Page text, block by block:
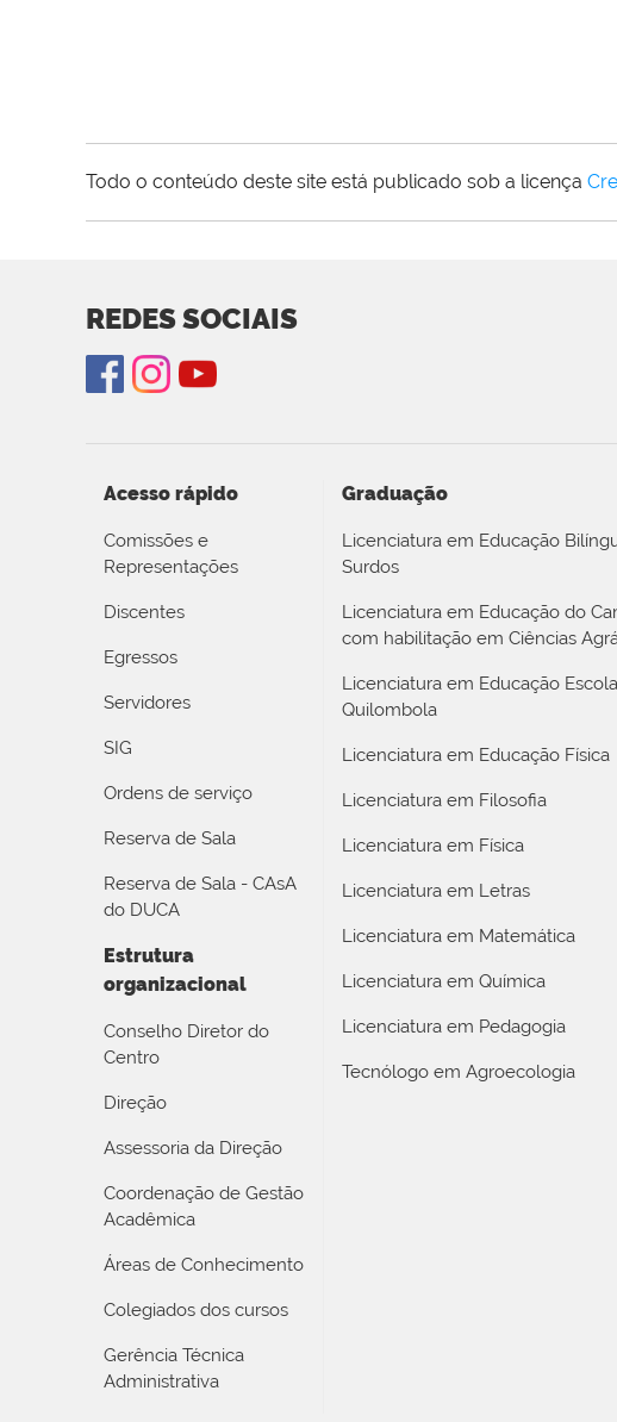
Todo o conteúdo deste site está publicado sob a licença
REDES SOCIAIS
Acesso rápido
Comissões e
Representações
Discentes
Egressos
Servidores
SIG
Ordens de serviço
Reserva de Sala
Reserva de Sala - CAsA
do DUCA
Estrutura
organizacional
Conselho Diretor do
Centro
Direção
Assessoria da Direção
Coordenação de Gestão
Acadêmica
Áreas de Conhecimento
Colegiados dos cursos
Gerência Técnica
Administrativa
Graduação
Licenciatura em Educação
Surdos
Licenciatura em Educação do
com habilitação em Ciências
Licenciatura em Educação
Quilombola
Licenciatura em Educação Física
Licenciatura em Filosofia
Licenciatura em Física
Licenciatura em Letras
Licenciatura em Matemática
Licenciatura em Química
Licenciatura em Pedagogia
Tecnólogo em Agroecologia